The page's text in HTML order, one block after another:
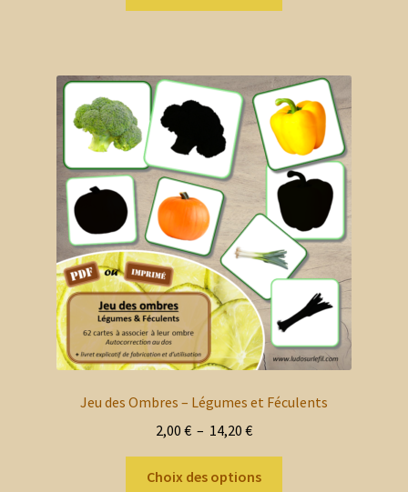
2,00 €
Les
options
peuvent
être
choisies
sur
la
page
du
produit
Jeu des Ombres – Légumes et Féculents
2,00 € – 14,20 €Plage
prix :
Choix des options